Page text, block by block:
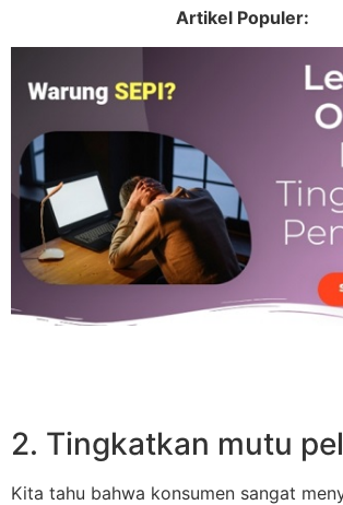
Artikel Populer:
2. Tingkatkan mutu
Kita tahu bahwa konsumen sangat